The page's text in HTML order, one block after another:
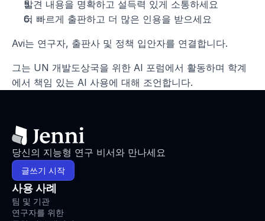
독점 콘텐츠에 접근하기
이름
성
이메일
제출
발견 내용을 명확하고 설득력 있게 소통하세요
더 빠르게 출판하고 더 많은 인용을 받으세요
Avi는 연구자, 출판사 및 정책 입안자를 연결합니다.
그는 UN 개발도상국을 위한 AI 포럼에서 활동하며 학계
에서 책임 있는 AI 사용에 대해 조언합니다.
당신의 지능형 연구 비서와 만나세요
글쓰기 시작
사용 사례
팀 및 기관
연구자를 위한